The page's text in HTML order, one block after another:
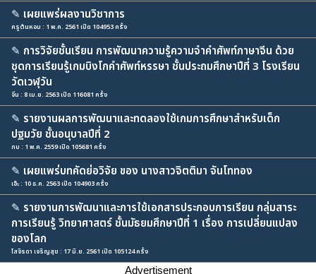
✎ เผยแพร่ผลงานวิชาการ
ครูต้นหอม : 1 พ.ค. 2561 เปิด 104953 ครั้ง
✎ การวิจัยชั้นเรียน การพัฒนาความรู้ความจำคำศัพท์ภาษาจีน ด้วย
ชุดการเรียนรู้เกมบิงโกคำศัพท์หรรษา ชั้นประถมศึกษาปีที่ 3 โรงเรียน
วัดเวฬุวัน
จีน : 8 เม.ย. 2563 เปิด 116081 ครั้ง
✎ รายงานผลการพัฒนาและทดลองใช้เกมการศึกษาสำหรับเด็ก
ปฐมวัย ชั้นอนุบาลปีที่ 2
กบ : 1 พ.ค. 2559 เปิด 105681 ครั้ง
✎ เผยแพร่บทคัดย่อวิจัย ของ นางสาวจิตติมา จันโททอง
เอ๊ะ : 10 ธ.ค. 2563 เปิด 104903 ครั้ง
✎ รายงานการพัฒนาและการใช้เอกสารประกอบการเรียน กลุ่มสาระ
การเรียนรู้ วิทยาศาสตร์ ชั้นมัธยมศึกษาปีที่ 1 เรื่อง การเปลี่ยนแปลง
ของโลก
โสจิรดา เจริญสุข : 17 มิ.ย. 2561 เปิด 105124 ครั้ง
Advertisement